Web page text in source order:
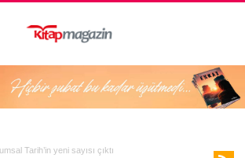
Tarih’in yeni sayısı çıktı